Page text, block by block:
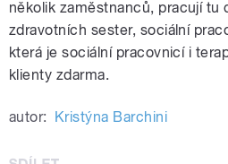
několik zaměstnanců, pracují tu
zdravotních sester, sociální
která je sociální pracovnicí i
klienty zdarma.
autor: Kristýna Barchini